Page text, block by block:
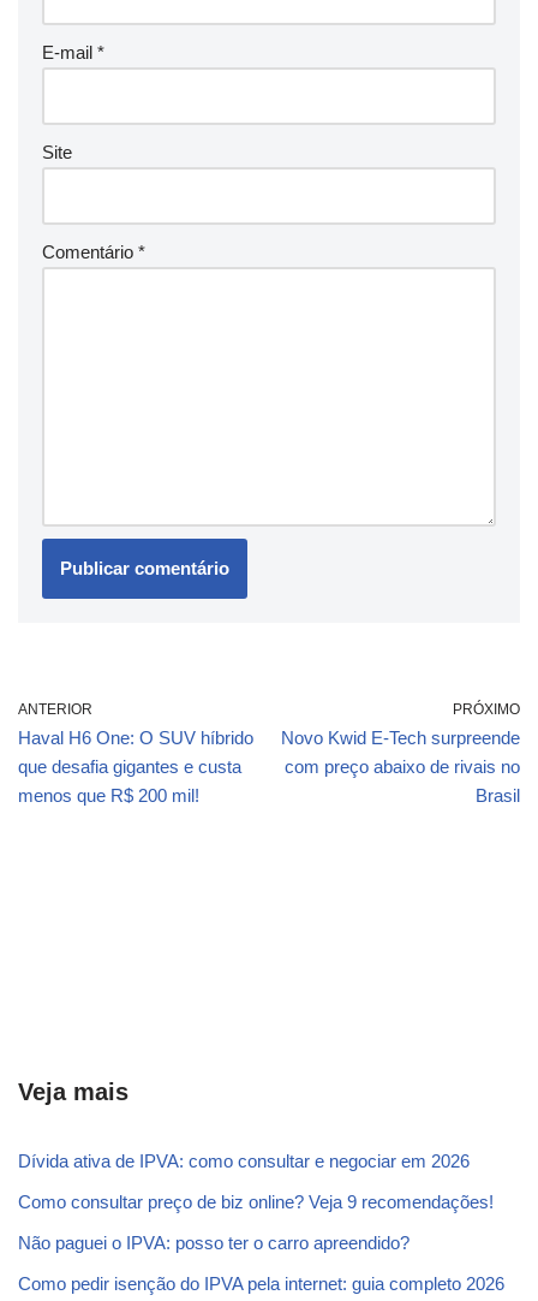
E-mail *
Site
Comentário *
ANTERIOR
Haval H6 One: O SUV híbrido
que desafia gigantes e custa
menos que R$ 200 mil!
PRÓXIMO
Novo Kwid E-Tech surpreende
com preço abaixo de rivais no
Brasil
Veja mais
Dívida ativa de IPVA: como consultar e negociar em 2026
Como consultar preço de biz online? Veja 9 recomendações!
Não paguei o IPVA: posso ter o carro apreendido?
Como pedir isenção do IPVA pela internet: guia completo 2026